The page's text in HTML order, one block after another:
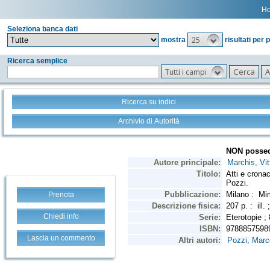
Seleziona banca dati
mostra
25 risultati per
Ricerca semplice
Tutti i campi
Ricerca su indici
Archivio di Autorità
Prenota
Chiedi info
Lascia un commento